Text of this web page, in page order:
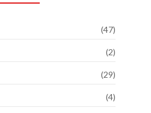
(47)
(2)
(29)
(4)